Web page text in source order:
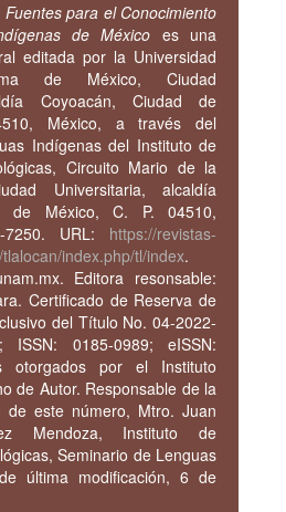
para el Conocimiento
de México es una
editada por la Universidad
de México, Ciudad
Coyoacán, Ciudad de
México, a través del
Indígenas del Instituto de
Circuito Mario de la
Universitaria, alcaldía
de México, C. P. 04510,
URL: https://revistas-
index.php/tl/index.
Editora resonsable:
Certificado de Reserva de
del Título No. 04-2022-
ISSN: 0185-0989; eISSN:
otorgados por el Instituto
de Autor. Responsable de la
de este número, Mtro. Juan
Mendoza, Instituto de
Seminario de Lenguas
última modificación, 6 de